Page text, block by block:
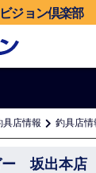
ジョン倶楽部
具店情報 釣具店情
ー 坂出本店